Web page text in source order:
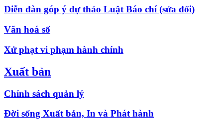
Diễn đàn góp ý dự thảo Luật Báo chí (sửa đổi)
Văn hoá số
Xử phạt vi phạm hành chính
Xuất bản
Chính sách quản lý
Đời sống Xuất bản, In và Phát hành